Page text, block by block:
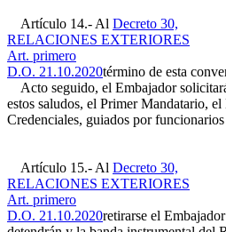
Artículo 14.- Al Decreto 30,
RELACIONES EXTERIORES
Art. primero
D.O. 21.10.2020término de esta
Acto seguido, el Embajador
estos saludos, el Primer Mandatario,
Credenciales, guiados por
Artículo 15.- Al Decreto 30,
RELACIONES EXTERIORES
Art. primero
D.O. 21.10.2020retirarse el